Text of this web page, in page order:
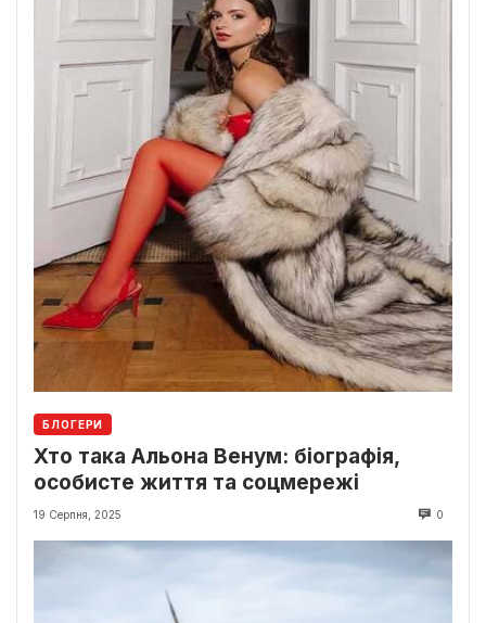
БЛОГЕРИ
Хто така Альона Венум: біографія,
особисте життя та соцмережі
19 Серпня, 2025 0